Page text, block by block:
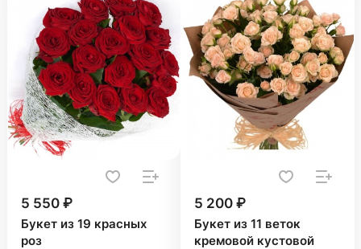
5 550 ₽
Букет из 19 красных
роз
5 200 ₽
Букет из 11 веток
кремовой кустовой